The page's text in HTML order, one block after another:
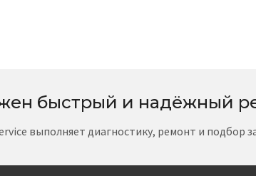
быстрый и надёжный
выполняет диагностику, ремонт и подбор